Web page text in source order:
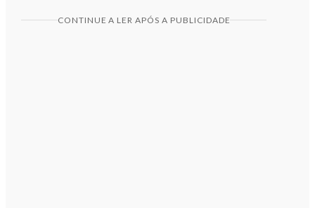
CONTINUE A LER APÓS A PUBLICIDADE